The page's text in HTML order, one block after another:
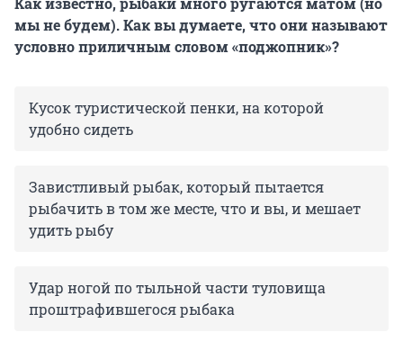
мы не будем). Как вы думаете, что они называют
условно приличным словом «поджопник»?
Кусок туристической пенки, на которой
удобно сидеть
Завистливый рыбак, который пытается
рыбачить в том же месте, что и вы, и мешает
удить рыбу
Удар ногой по тыльной части туловища
проштрафившегося рыбака